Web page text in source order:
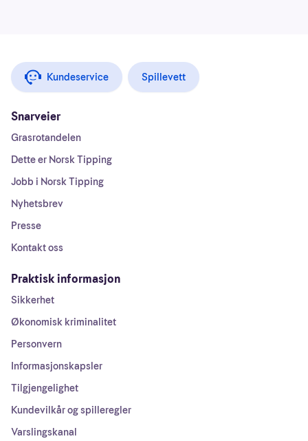
Kundeservice Spillevett
Snarveier
Grasrotandelen
Dette er Norsk Tipping
Jobb i Norsk Tipping
Nyhetsbrev
Presse
Kontakt oss
Praktisk informasjon
Sikkerhet
Økonomisk kriminalitet
Personvern
Informasjonskapsler
Tilgjengelighet
Kundevilkår og spilleregler
Varslingskanal